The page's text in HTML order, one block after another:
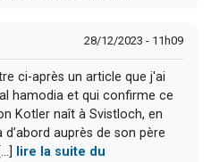
28/12/2023 - 11h09
ci-après un article que j'ai
hamodia et qui confirme ce
Kotler naît à Svistloch, en
auprès de son père
lire la suite du